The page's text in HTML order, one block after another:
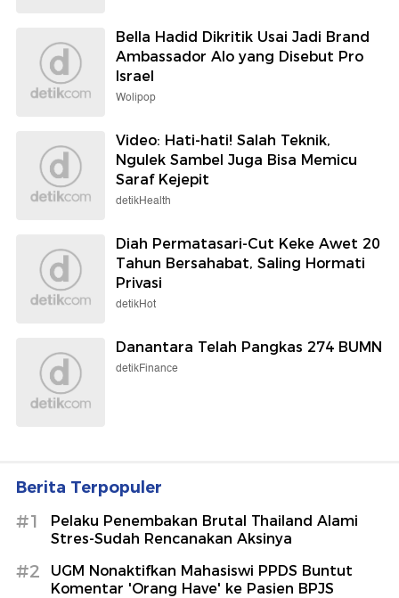
Bella Hadid Dikritik Usai Jadi Brand
Ambassador Alo yang Disebut Pro
Israel
Wolipop
Video: Hati-hati! Salah Teknik,
Ngulek Sambel Juga Bisa Memicu
Saraf Kejepit
detikHealth
Diah Permatasari-Cut Keke Awet 20
Tahun Bersahabat, Saling Hormati
Privasi
detikHot
Danantara Telah Pangkas 274 BUMN
detikFinance
Berita Terpopuler
#1
Pelaku Penembakan Brutal Thailand Alami
Stres-Sudah Rencanakan Aksinya
#2
UGM Nonaktifkan Mahasiswi PPDS Buntut
Komentar 'Orang Have' ke Pasien BPJS